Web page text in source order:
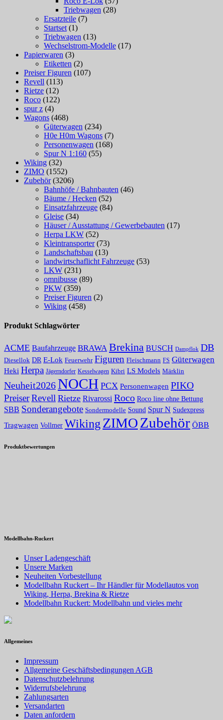
Triebwagen (28)
Ersatzteile (7)
Startset (1)
Triebwagen (13)
Wechselstrom-Modelle (17)
Papierwaren (3)
Etiketten (2)
Preiser Figuren (107)
Revell (113)
Rietze (12)
Roco (122)
spur z (4)
Wagons (468)
Güterwagen (234)
H0e H0m Wagons (7)
Personenwagen (168)
Spur N 1:160 (55)
Wiking (32)
ZIMO (1552)
Zubehör (3206)
Bahnhöfe / Bahnbauten (46)
Bäume / Hecken (52)
Einsatzfahrzeuge (84)
Gleise (34)
Häuser / Ausstattung / Gewerbebauten (17)
Herpa LKW (52)
Kleintransporter (73)
Landschaftsbau (13)
landwirtschaflicht Fahrzeuge (53)
LKW (231)
omnibusse (89)
PKW (359)
Preiser Figuren (2)
Wiking (458)
Produkt Schlagwörter
ACME Baufahrzeuge BRAWA Brekina BUSCH Dampflok DB
Diesellok DR E-Lok Feuerwehr Figuren Fleischmann FS Güterwagen
Heki Herpa Jägerndorfer Kesselwagen Kibri LS Models Märklin
Neuheit2026NOCH PCX Personenwagen PIKO
PreiserRevell Rietze Rivarossi Roco Roco line ohne Bettung
SBB Sonderangebote Sondermodelle Sound Spur N Sudexpress
Tragwagen Vollmer Wiking ZIMOZubehör ÖBB
Produktbewertungen
Modellbahn-Ruckert
Unser Ladengeschäft
Unsere Marken
Neuheiten Vorbestellung
Modellbahn Ruckert – Ihr Händler für Modellautos von
Wiking, Herpa, Brekina & Rietze
Modellbahn Ruckert: Modellbahn und vieles mehr
Allgemeines
Impressum
Allgemeine Geschäftsbedingungen AGB
Datenschutzbelehrung
Widerrufsbelehrung
Zahlungsarten
Versandarten
Daten anfordern